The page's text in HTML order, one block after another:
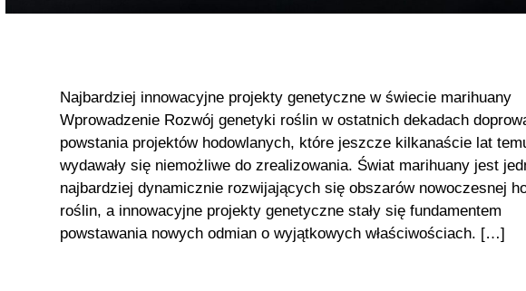
Najbardziej innowacyjne projekty genetyczne w świecie marihuany
Wprowadzenie Rozwój genetyki roślin w ostatnich dekadach
powstania projektów hodowlanych, które jeszcze kilkanaście lat
wydawały się niemożliwe do zrealizowania. Świat marihuany jest
najbardziej dynamicznie rozwijających się obszarów nowoczesnej
roślin, a innowacyjne projekty genetyczne stały się fundamentem
powstawania nowych odmian o wyjątkowych właściwościach. […]